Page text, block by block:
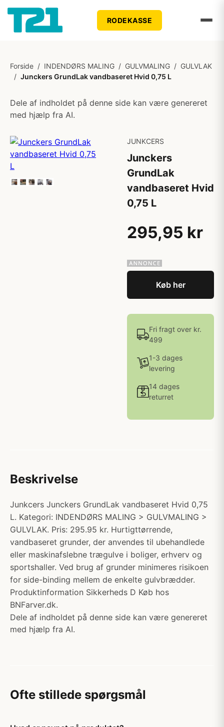
RODEKASSE
Forside / INDENDØRS MALING / GULVMALING / GULVLAK
/ Junckers GrundLak vandbaseret Hvid 0,75 L
Dele af indholdet på denne side kan være genereret
med hjælp fra AI.
JUNKCERS
Junckers
GrundLak
vandbaseret Hvid
0,75 L
295,95 kr
Køb her
Fri fragt over kr.
499
1-3 dages
levering
14 dages
returret
Beskrivelse
Junkcers Junckers GrundLak vandbaseret Hvid 0,75
L. Kategori: INDENDØRS MALING > GULVMALING >
GULVLAK. Pris: 295.95 kr. Hurtigttørrende,
vandbaseret grunder, der anvendes til ubehandlede
eller maskinafslebne trægulve i boliger, erhverv og
sportshaller. Ved brug af grunder minimeres risikoen
for side-binding mellem de enkelte gulvbrædder.
Produktinformation Sikkerheds D Køb hos
BNFarver.dk.
Dele af indholdet på denne side kan være genereret
med hjælp fra AI.
Ofte stillede spørgsmål